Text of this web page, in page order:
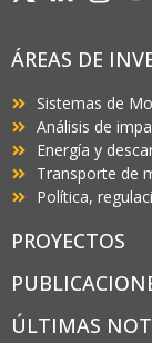
ÁREAS DE
Sistemas de
Análisis de
Energía y
Transporte de
Política,
PROYECTOS
ÚLTIMAS